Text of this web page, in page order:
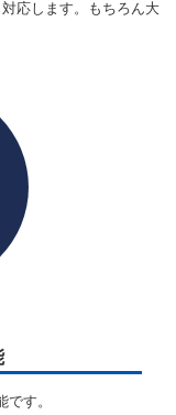
応します。もちろん大
す。